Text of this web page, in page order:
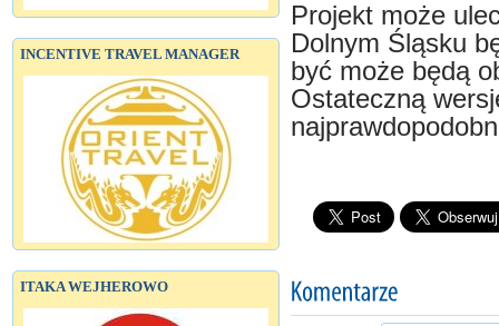
INCENTIVE TRAVEL MANAGER
ITAKA WEJHEROWO
Projekt może
Dolnym Śląsku
być może będą
Ostateczną